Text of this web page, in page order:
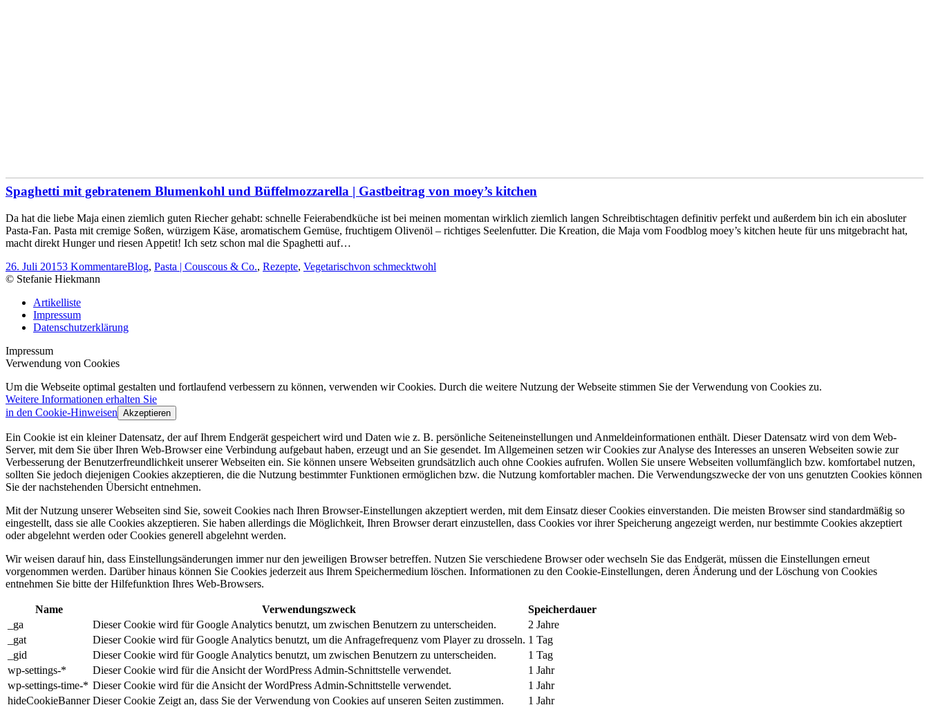
Spaghetti mit gebratenem Blumenkohl und Büffelmozzarella | Gastbeitrag von moey’s kitchen
Da hat die liebe Maja einen ziemlich guten Riecher gehabt: schnelle Feierabendküche ist bei meinen momentan wirklich ziemlich langen Schreibtischtagen definitiv perfekt und außerdem bin ich ein abosluter
Pasta-Fan. Pasta mit cremige Soßen, würzigem Käse, aromatischem Gemüse, fruchtigem Olivenöl – richtiges Seelenfutter. Die Kreation, die Maja vom Foodblog moey’s kitchen heute für uns mitgebracht hat,
macht direkt Hunger und riesen Appetit! Ich setz schon mal die Spaghetti auf…
26. Juli 20153 KommentareBlog, Pasta | Couscous & Co., Rezepte, Vegetarischvon schmecktwohl
© Stefanie Hiekmann
Artikelliste
Impressum
Datenschutzerklärung
Impressum
Verwendung von Cookies
Um die Webseite optimal gestalten und fortlaufend verbessern zu können, verwenden wir Cookies. Durch die weitere Nutzung der Webseite stimmen Sie der Verwendung von Cookies zu.
Weitere Informationen erhalten Sie
in den Cookie-Hinweisen Akzeptieren
Ein Cookie ist ein kleiner Datensatz, der auf Ihrem Endgerät gespeichert wird und Daten wie z. B. persönliche Seiteneinstellungen und Anmeldeinformationen enthält. Dieser Datensatz wird von dem Web-
Server, mit dem Sie über Ihren Web-Browser eine Verbindung aufgebaut haben, erzeugt und an Sie gesendet. Im Allgemeinen setzen wir Cookies zur Analyse des Interesses an unseren Webseiten sowie zur
Verbesserung der Benutzerfreundlichkeit unserer Webseiten ein. Sie können unsere Webseiten grundsätzlich auch ohne Cookies aufrufen. Wollen Sie unsere Webseiten vollumfänglich bzw. komfortabel nutzen,
sollten Sie jedoch diejenigen Cookies akzeptieren, die die Nutzung bestimmter Funktionen ermöglichen bzw. die Nutzung komfortabler machen. Die Verwendungszwecke der von uns genutzten Cookies können
Sie der nachstehenden Übersicht entnehmen.
Mit der Nutzung unserer Webseiten sind Sie, soweit Cookies nach Ihren Browser-Einstellungen akzeptiert werden, mit dem Einsatz dieser Cookies einverstanden. Die meisten Browser sind standardmäßig so
eingestellt, dass sie alle Cookies akzeptieren. Sie haben allerdings die Möglichkeit, Ihren Browser derart einzustellen, dass Cookies vor ihrer Speicherung angezeigt werden, nur bestimmte Cookies akzeptiert
oder abgelehnt werden oder Cookies generell abgelehnt werden.
Wir weisen darauf hin, dass Einstellungsänderungen immer nur den jeweiligen Browser betreffen. Nutzen Sie verschiedene Browser oder wechseln Sie das Endgerät, müssen die Einstellungen erneut
vorgenommen werden. Darüber hinaus können Sie Cookies jederzeit aus Ihrem Speichermedium löschen. Informationen zu den Cookie-Einstellungen, deren Änderung und der Löschung von Cookies
entnehmen Sie bitte der Hilfefunktion Ihres Web-Browsers.
Name Verwendungszweck
Speicherdauer
_ga
Dieser Cookie wird für Google Analytics benutzt, um zwischen Benutzern zu unterscheiden.
2 Jahre
_gat
Dieser Cookie wird für Google Analytics benutzt, um die Anfragefrequenz vom Player zu drosseln. 1 Tag
_gid
Dieser Cookie wird für Google Analytics benutzt, um zwischen Benutzern zu unterscheiden.
1 Tag
wp-settings-*
Dieser Cookie wird für die Ansicht der WordPress Admin-Schnittstelle verwendet.
1 Jahr
wp-settings-time-* Dieser Cookie wird für die Ansicht der WordPress Admin-Schnittstelle verwendet.
1 Jahr
hideCookieBanner Dieser Cookie Zeigt an, dass Sie der Verwendung von Cookies auf unseren Seiten zustimmen. 1 Jahr